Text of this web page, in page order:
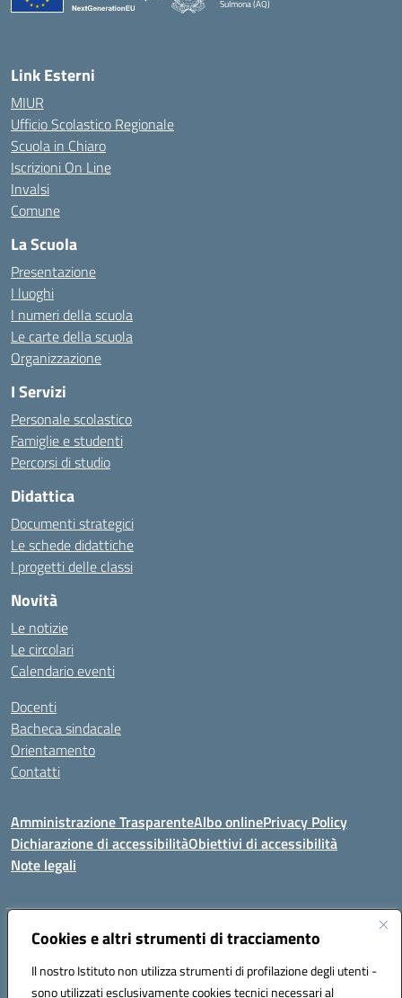
Cookies e altri strumenti di tracciamento
Il nostro Istituto non utilizza strumenti di profilazione degli utenti -
sono utilizzati esclusivamente cookies tecnici necessari al
Sulmona (AQ)
— Visita la pagina iniziale della scuola
Link Esterni
MIUR
Ufficio Scolastico Regionale
Scuola in Chiaro
Iscrizioni On Line
Invalsi
Comune
La Scuola
Presentazione
I luoghi
I numeri della scuola
Le carte della scuola
Organizzazione
I Servizi
Personale scolastico
Famiglie e studenti
Percorsi di studio
Didattica
Documenti strategici
Le schede didattiche
I progetti delle classi
Novità
Le notizie
Le circolari
Calendario eventi
Docenti
Bacheca sindacale
Orientamento
Contatti
Amministrazione TrasparenteAlbo onlinePrivacy Policy
Dichiarazione di accessibilitàObiettivi di accessibilità
Note legali
Indirizzo:Viale P. Togliatti snc 67039 Sulmona (AQ)
Posta elettronica certificata (PEC):aqis01900g@pec.istruzione.it